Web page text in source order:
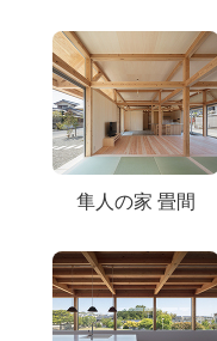
隼人の家 畳間